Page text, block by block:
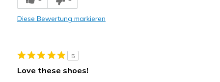
Comfortable
Casual Wear
Diese Bewertung markieren
5
Love these shoes!